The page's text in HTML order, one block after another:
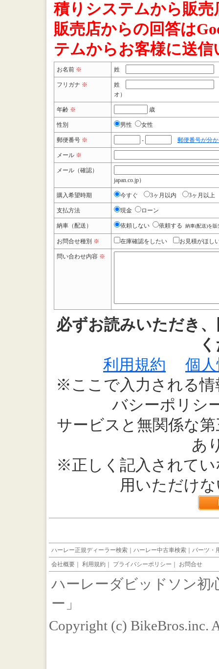
積りシステムから販
販売店からの回答は
テムからお客様に送
お名前 ※ 姓
フリガナ ※ 姓
オ）
年齢 ※ 歳
性別 男性 女性
郵便番号 ※ - 郵便番号が分
メール ※
メール（確認）
japan.co.jp）
購入希望時期 今すぐ 3ヶ月以内 3ヶ月以上
支払方法 現金 ローン
納車（配送） 依頼しない 依頼する 納車(配送)を
お問合せ種別 ※ 在庫確認をしたい お見積がほし
問い合わせ内容 ※
必ずお読みいただき
利用規約
個
※ここで入力される
バシーポリシ
サービスと無関係な
あ
※正しく記入されて
用いただけ
ハーレー正規ディーラー検索 ハーレー中古車検索 パーツ・
会社概要 利用規約 プライバシーポリシー お問合せ
ハーレーダビッドソン初
ー」
Copyright (c) BikeBros.inc.